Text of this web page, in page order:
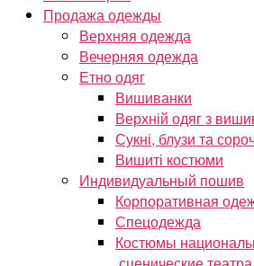
Продажа одежды
Верхняя одежда
Вечерняя одежда
Етно одяг
Вишиванки
Верхній одяг з
Сукні, блузи та
Вишиті костюми
Индивидуальный пошив
Корпоративная
Спецодежда
Костюмы